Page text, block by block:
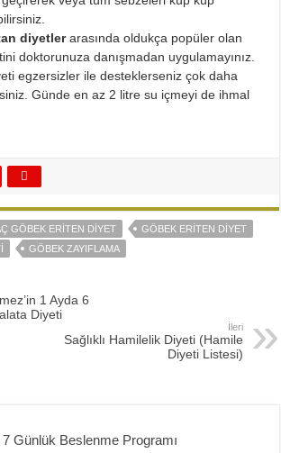
diyetlerarasında oldukça popüler olan
doktorunuza danışmadan uygulamayınız.
egzersizler ile desteklerseniz çok daha
Günde en az 2 litre su içmeyi de ihmal
GÖBEK ERITEN DIYET
GÖBEK ERITEN DIYET
GÖBEK ZAYIFLAMA
1 Ayda 6
Diyeti
İleri
Sağlıklı Hamilelik Diyeti (Hamile
Diyeti Listesi)
Günlük Beslenme Programı